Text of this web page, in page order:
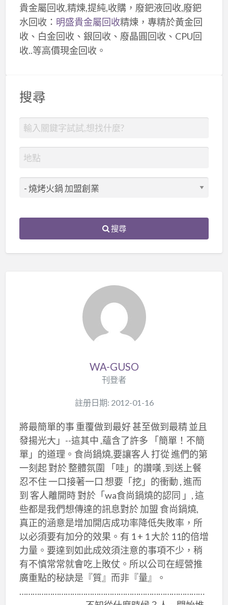
貴金屬回收,精煉,提純,收購，廢鈀液回收,廢鈀
水回收： 明盛貴金屬回收精煉，專精於黃金回
收、白金回收、銀回收、廢晶圓回收、CPU回
收..等高價現金回收。
搜尋
搜尋
WA-GUSO
刊登者
註册日期: 2012-01-16
將最簡單的事 重覆做到最好 甚至做到最精 並且
發揚光大」--這其中 ,蘊含了許多 「簡單！不簡
單」的道理。食尚鍋燒,要讓客人 打從 進們的第
一刻起 對於 整體氛圍 「哇」的讚嘆 ,到送上餐
忍不住 一口接著一口 想要「挖」的衝動 , 進而
到 客人離開時 對於「wa食尚鍋燒的認同 」, 這
些都是我們想傳達的訊息對於 加盟 食尚鍋燒,
真正的涵意是增加開店成功率降低失敗率，所
以必須要有加分的效果。有 1 + 1 大於 11的倍增
力量。要達到如此成效須注意的事項不少，稍
有不慎常常就會吃上敗仗。所以公司在經營推
廣重點的秘訣是『質』而非『量』。
…………………………………………………………………………